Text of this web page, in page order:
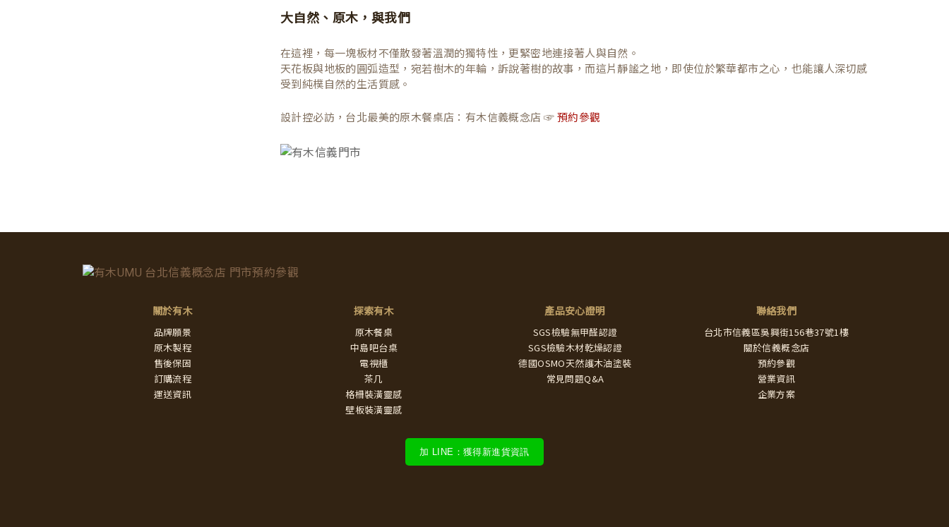
大自然、原木，與我們
在這裡，每一塊板材不僅散發著溫潤的獨特性，更緊密地連接著人與自然。
天花板與地板的圓弧造型，宛若樹木的年輪，訴說著樹的故事，而這片靜謐之地，即使位於繁華都市之心，也能讓人深切感
受到純樸自然的生活質感。
設計控必訪，台北最美的原木餐桌店：有木信義概念店 ☞ 預約參觀
關於有木
品牌願景
原木製程
售後保固
訂購流程
運送資訊
探索有木
原木餐桌
中島吧台桌
電視櫃
茶几
格柵裝潢靈感
壁板裝潢靈感
產品安心證明
SGS檢驗無甲醛認證
SGS檢驗木材乾燥認證
德國OSMO天然護木油塗裝
常見問題Q&A
聯絡我們
台北市信義區吳興街156巷37號1樓
關於信義概念店
預約參觀
營業資訊
企業方案
加 LINE：獲得新進貨資訊